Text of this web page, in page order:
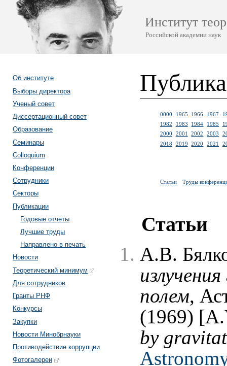
Институт
Российской академии наук
Об институте
Выборы директора
Ученый совет
Диссертационный совет
Образование
Семинары
Colloquium
Конференции
Сотрудники
Секторы
Публикации
Годовые отчеты
Лучшие труды
Направлено в печать
Новости
Теоретический минимум
Для сотрудников
Гранты РНФ
Конкурсы
Закупки
Новости Минобрнауки
Противодействие коррупции
Фотогалереи
0000 1965 1966 1967
1982
1983 1984 1985
2000
2001 2002 2003
2018
2019 2020 2021
Статьи Труды
Статьи
А.В.
полем,
(1969)
by